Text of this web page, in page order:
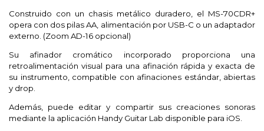
Construido con un chasis metálico duradero, el MS-70CDR+
opera con dos pilas AA, alimentación por USB-C o un adaptador
externo. (Zoom AD-16 opcional)
Su afinador cromático incorporado proporciona una
retroalimentación visual para una afinación rápida y exacta de
su instrumento, compatible con afinaciones estándar, abiertas
y drop.
Además, puede editar y compartir sus creaciones sonoras
mediante la aplicación Handy Guitar Lab disponible para iOS.